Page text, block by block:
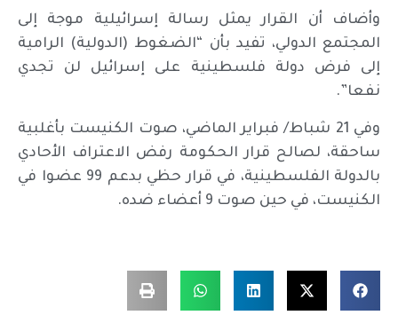
وأضاف أن القرار يمثل رسالة إسرائيلية موجة إلى
المجتمع الدولي، تفيد بأن “الضغوط (الدولية) الرامية
إلى فرض دولة فلسطينية على إسرائيل لن تجدي
نفعا”.
وفي 21 شباط/ فبراير الماضي، صوت الكنيست بأغلبية
ساحقة، لصالح قرار الحكومة رفض الاعتراف الأحادي
بالدولة الفلسطينية، في قرار حظي بدعم 99 عضوا في
الكنيست، في حين صوت 9 أعضاء ضده.